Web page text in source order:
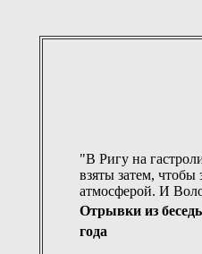
"В Ригу на
взяты затем, чтобы
атмосферой. И
Отрывки из
года